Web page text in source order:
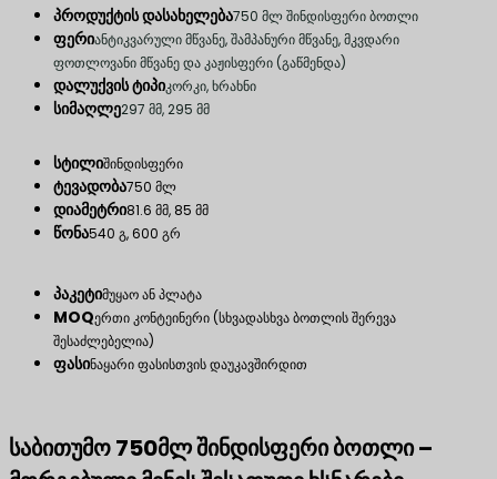
პროდუქტის დასახელება750 მლ შინდისფერი ბოთლი
ფერიანტიკვარული მწვანე, შამპანური მწვანე, მკვდარი
ფოთლოვანი მწვანე და კაჟისფერი (გაწმენდა)
დალუქვის ტიპიკორკი, ხრახნი
სიმაღლე297 მმ, 295 მმ
სტილიშინდისფერი
ტევადობა750 მლ
დიამეტრი81.6 მმ, 85 მმ
წონა540 გ, 600 გრ
პაკეტიმუყაო ან პლატა
MOQერთი კონტეინერი (სხვადასხვა ბოთლის შერევა
შესაძლებელია)
ფასინაყარი ფასისთვის დაუკავშირდით
საბითუმო 750მლ შინდისფერი ბოთლი –